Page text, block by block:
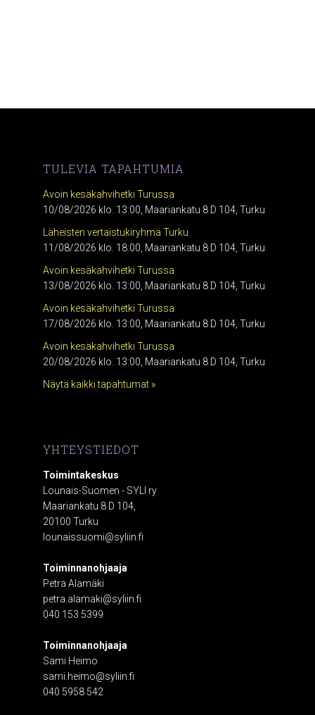
TULEVIA TAPAHTUMIA
Avoin kesäkahvihetki Turussa
10/08/2026 klo. 13:00, Maariankatu 8 D 104, Turku
Läheisten vertaistukiryhmä Turku
11/08/2026 klo. 18:00, Maariankatu 8 D 104, Turku
Avoin kesäkahvihetki Turussa
13/08/2026 klo. 13:00, Maariankatu 8 D 104, Turku
Avoin kesäkahvihetki Turussa
17/08/2026 klo. 13:00, Maariankatu 8 D 104, Turku
Avoin kesäkahvihetki Turussa
20/08/2026 klo. 13:00, Maariankatu 8 D 104, Turku
Näytä kaikki tapahtumat »
YHTEYSTIEDOT
Toimintakeskus
Lounais-Suomen - SYLI ry
Maariankatu 8 D 104,
20100 Turku
lounaissuomi@syliin.fi
Toiminnanohjaaja
Petra Alamäki
petra.alamaki@syliin.fi
040 153 5399
Toiminnanohjaaja
Sami Heimo
sami.heimo@syliin.fi
040 5958 542